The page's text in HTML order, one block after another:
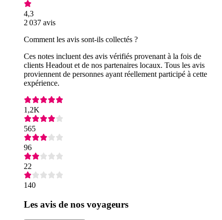
4,3
2 037 avis
Comment les avis sont-ils collectés ?
Ces notes incluent des avis vérifiés provenant à la fois de
clients Headout et de nos partenaires locaux. Tous les avis
proviennent de personnes ayant réellement participé à cette
expérience.
1,2K
565
96
22
140
Les avis de nos voyageurs